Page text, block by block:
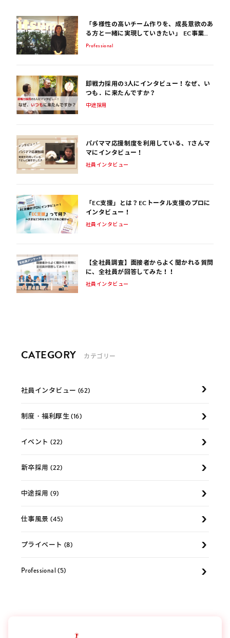
「多様性の高いチーム作りを、成長意欲のあ
る方と一緒に実現していきたい」 EC事業サ
ポート歴15年のコンサルタントが話す、EC
Professional
即戦力採用の3人にインタビュー！なぜ、い
つも．に来たんですか？
中途採用
パパママ応援制度を利用している、Tさんマ
マにインタビュー！
社員インタビュー
「EC支援」とは？ECトータル支援のプロに
インタビュー！
社員インタビュー
【全社員調査】面接者からよく聞かれる質問
に、全社員が回答してみた！！
社員インタビュー
CATEGORY カテゴリー
社員インタビュー (62)
制度・福利厚生 (16)
イベント (22)
新卒採用 (22)
中途採用 (9)
仕事風景 (45)
プライベート (8)
Professional (5)